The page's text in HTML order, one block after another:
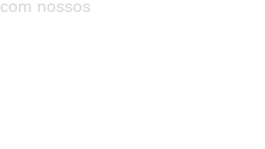
nossos